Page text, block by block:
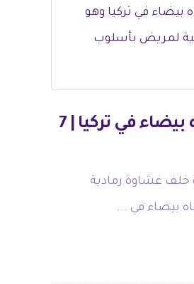
أفضل دكتور مياه بيضاء في تركيا | 7
خلف غشاوة رمادية
بيضاء في ...